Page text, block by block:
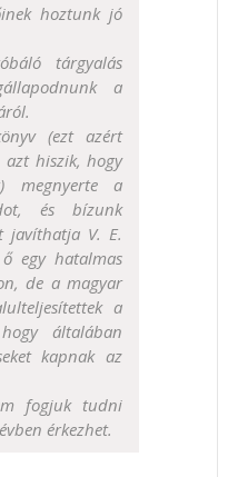
hoztunk jó
tárgyalás
a
(ezt azért
azt hiszik, hogy
megnyerte a
és bízunk
javíthatja V. E.
egy hatalmas
de a magyar
a
általában
kapnak az
fogjuk tudni
érkezhet.